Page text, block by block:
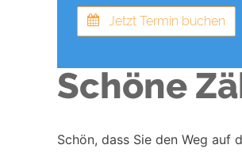
Jetzt Termin buchen
Schöne
Schön, dass Sie den Weg auf